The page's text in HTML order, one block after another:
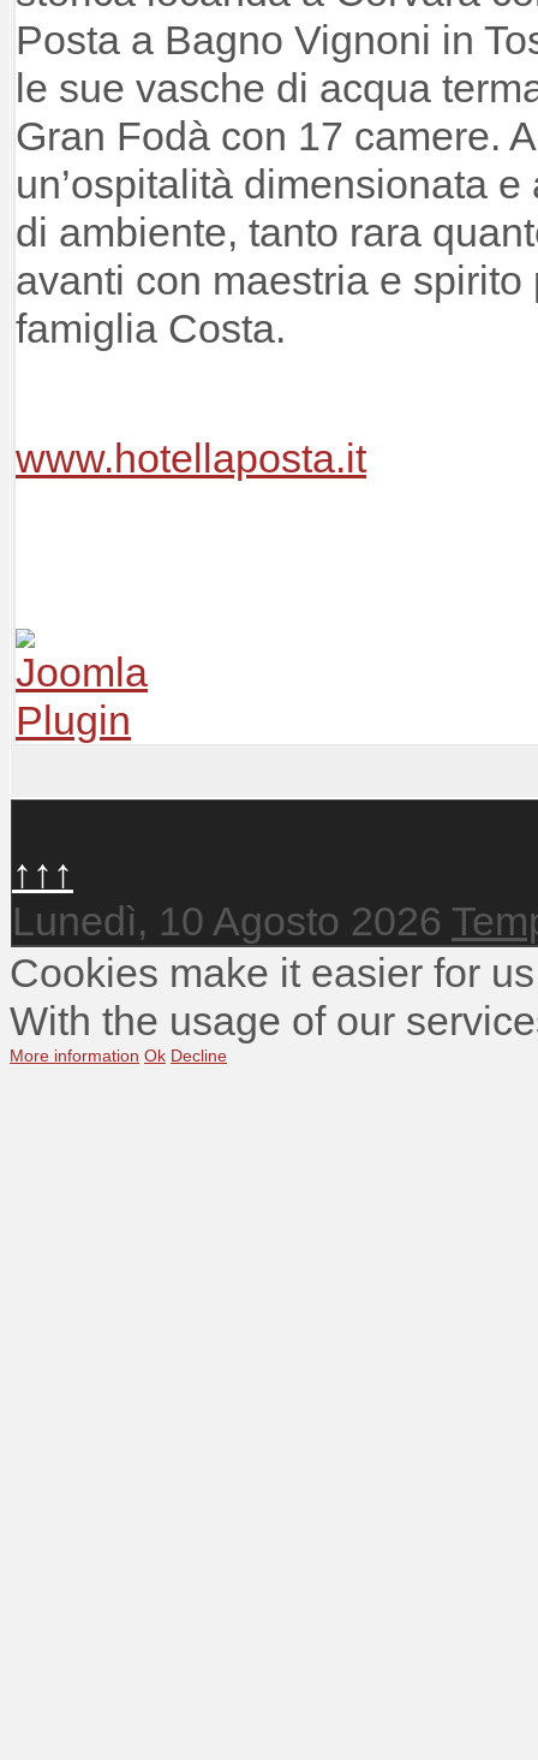
Posta a Bagno Vignoni in
le sue vasche di acqua
Gran Fodà con 17 camere.
un’ospitalità dimensionata
di ambiente, tanto rara
avanti con maestria e
famiglia Costa.
www.hotellaposta.it
↑↑↑
Lunedì, 10 Agosto 2026
Cookies make it easier for
With the usage of our
More information Ok Decline